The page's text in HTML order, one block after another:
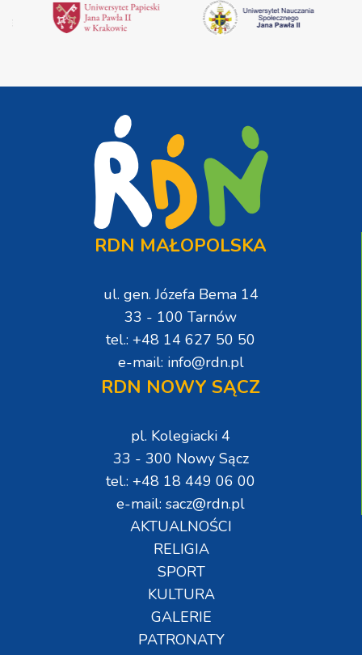
RDN MAŁOPOLSKA
ul. gen. Józefa Bema 14
33 - 100 Tarnów
tel.: +48 14 627 50 50
e-mail: info@rdn.pl
RDN NOWY SĄCZ
pl. Kolegiacki 4
33 - 300 Nowy Sącz
tel.: +48 18 449 06 00
e-mail: sacz@rdn.pl
AKTUALNOŚCI
RELIGIA
SPORT
KULTURA
GALERIE
PATRONATY